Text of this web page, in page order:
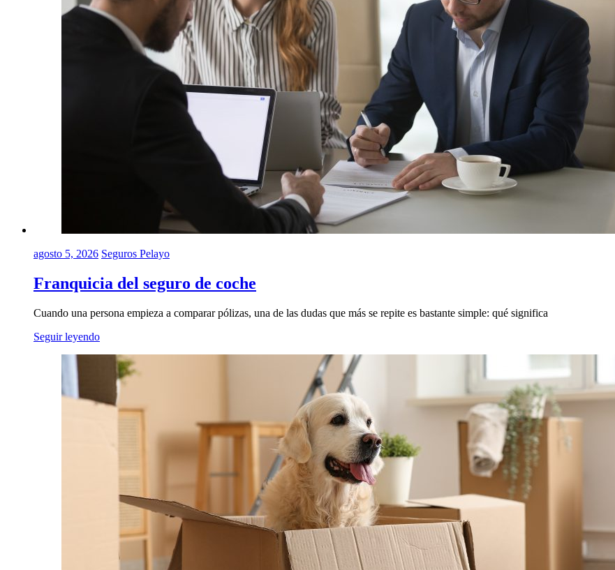
agosto 5, 2026 Seguros Pelayo
Franquicia del seguro de coche
Cuando una persona empieza a comparar pólizas, una de las dudas que más se repite es bastante simple: qué significa
Seguir leyendo